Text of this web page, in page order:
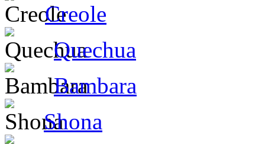
Creole
Quechua
Bambara
Shona